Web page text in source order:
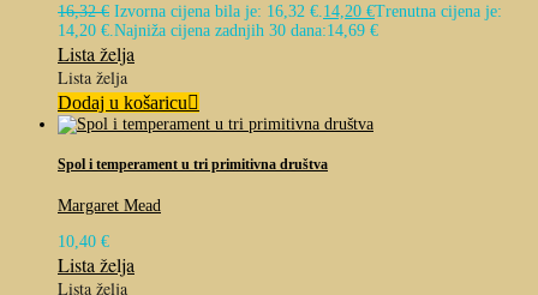
16,32€ Izvorna cijena bila je: 16,32 €. 14,20 €Trenutna cijena je:
14,20 €. Najniža cijena zadnjih 30 dana:14,69 €
Lista želja
Lista želja
Dodaj u košaricu
Spol i temperament u tri primitivna društva
Margaret Mead
10,40 €
Lista želja
Lista želja